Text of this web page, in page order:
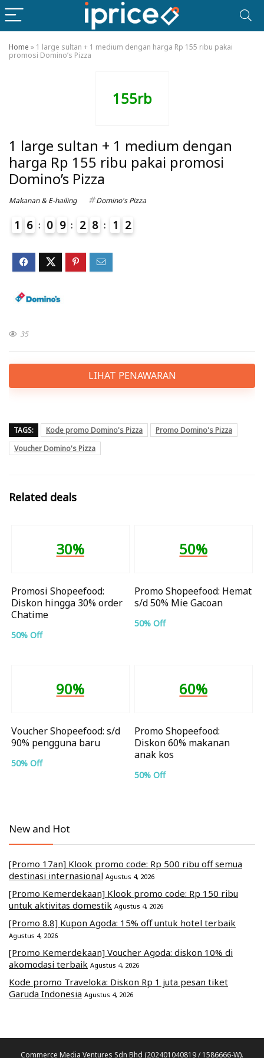
Home » 1 large sultan + 1 medium dengan harga Rp 155 ribu pakai
promosi Domino’s Pizza
155rb
1 large sultan + 1 medium dengan
harga Rp 155 ribu pakai promosi
Domino’s Pizza
Makanan & E-hailing Domino's Pizza
1 6 0 9 2 8 1 2
35
LIHAT PENAWARAN
TAGS: Kode promo Domino's Pizza
Promo Domino's Pizza
Voucher Domino's Pizza
Related deals
30%
Promosi Shopeefood:
Diskon hingga 30% order
Chatime
50% Off
50%
Promo Shopeefood: Hemat
s/d 50% Mie Gacoan
50% Off
90%
Voucher Shopeefood: s/d
90% pengguna baru
50% Off
60%
Promo Shopeefood:
Diskon 60% makanan
anak kos
50% Off
New and Hot
[Promo 17an] Klook promo code: Rp 500 ribu off semua
destinasi internasional Agustus 4, 2026
[Promo Kemerdekaan] Klook promo code: Rp 150 ribu
untuk aktivitas domestik Agustus 4, 2026
[Promo 8.8] Kupon Agoda: 15% off untuk hotel terbaik
Agustus 4, 2026
[Promo Kemerdekaan] Voucher Agoda: diskon 10% di
akomodasi terbaik Agustus 4, 2026
Kode promo Traveloka: Diskon Rp 1 juta pesan tiket
Garuda Indonesia Agustus 4, 2026
Commerce Media Ventures Sdn Bhd (202401040819 / 1586666-W).